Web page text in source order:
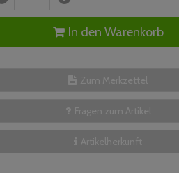
In den Warenkorb
Zum Merkzettel
Fragen zum Artikel
Artikelherkunft